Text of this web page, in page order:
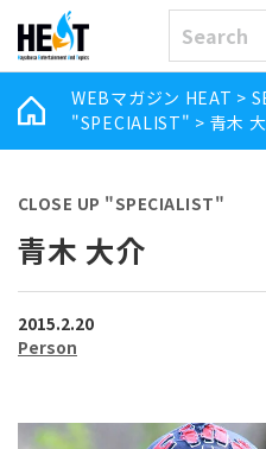
WEBマガジン HEAT >
"SPECIALIST" > 青木
CLOSE UP "SPECIALIST"
青木 大介
2015.2.20
Person